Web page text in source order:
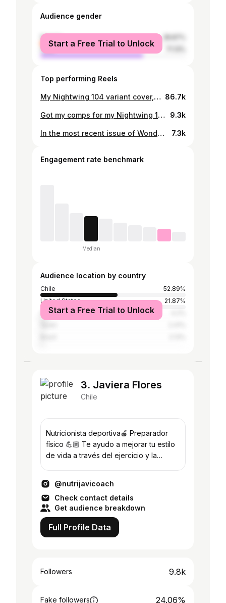
Audience gender
female
male
Start a Free Trial to Unlock
Top performing Reels
My Nightwing 104 variant cover, out next May! 🐦 By @tomtaylormade @bruno_redondo_f @adrianolucascolor and @jesschillin_likeavillain #nightwing #dccomics #titans #teentitans #flash #wallywest #cyborg #starfire #raven #donnatroy #makingcomics 86.7k
Got my comps for my Nightwing 104 variant cover, out next week! Don’t miss my variant and my 1:50 foil variant that looks incredible! #nightwing #dccomics #titans #teentitans #flash #wallywest #cyborg #starfire #raven #donnatroy #makingcomics #arte #arts #ClipStudioPaint #comics #graphixly #huiontablet #huion #huionchile #huionkamvaspro24 #huiontableta #huionpen #huion 9.3k
In the most recent issue of Wonder Woman 798, Diana debuts her God of Thunder suit. I was lucky to be the one to design it, in a collaborative process with @beckycloonan @michaelwconrad and @ms_brittanyjean. Here’s the final version and some previous sketches. Wonder Woman 798 now on sale! #wonderwoman #dccomics #diana #goddess #thunder #shazam #makingcomics #makecomics #digital #ink #wip #comicart #process #instaartist #instaart #characterdesign #artist #artwork #art #arte #arts #ClipStudioPaint #comics #graphixly #huiontablet #huion #huionchile #huionkamvaspro24 #huiontableta #huionpen #huion 7.3k
Engagement rate benchmark
Median
Audience location by country
Chile
52.89%
United States
21.87%
Canada
Start a Free Trial to Unlock
3. Javiera Flores
Chile
Nutricionista deportiva🍎 Preparador
físico 💪🏼 Te ayudo a mejorar tu estilo
de vida a través del ejercicio y la
@nutrijavicoach
Check contact details
Get audience breakdown
Full Profile Data
Followers 9.8k
Fake followers 24.06%